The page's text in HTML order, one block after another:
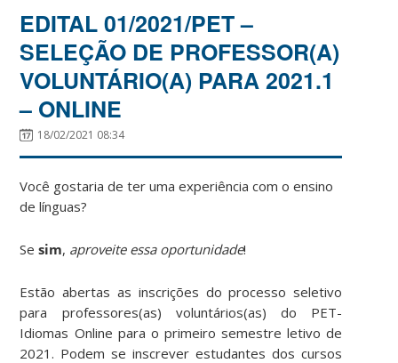
EDITAL 01/2021/PET –
SELEÇÃO DE PROFESSOR(A)
VOLUNTÁRIO(A) PARA 2021.1
– ONLINE
18/02/2021 08:34
Você gostaria de ter uma experiência com o ensino
de línguas?
Sesim, aproveite essa oportunidade!
Estão abertas as inscrições do processo seletivo
para professores(as) voluntários(as) do PET-
Idiomas Online para o primeiro semestre letivo de
2021. Podem se inscrever estudantes dos cursos